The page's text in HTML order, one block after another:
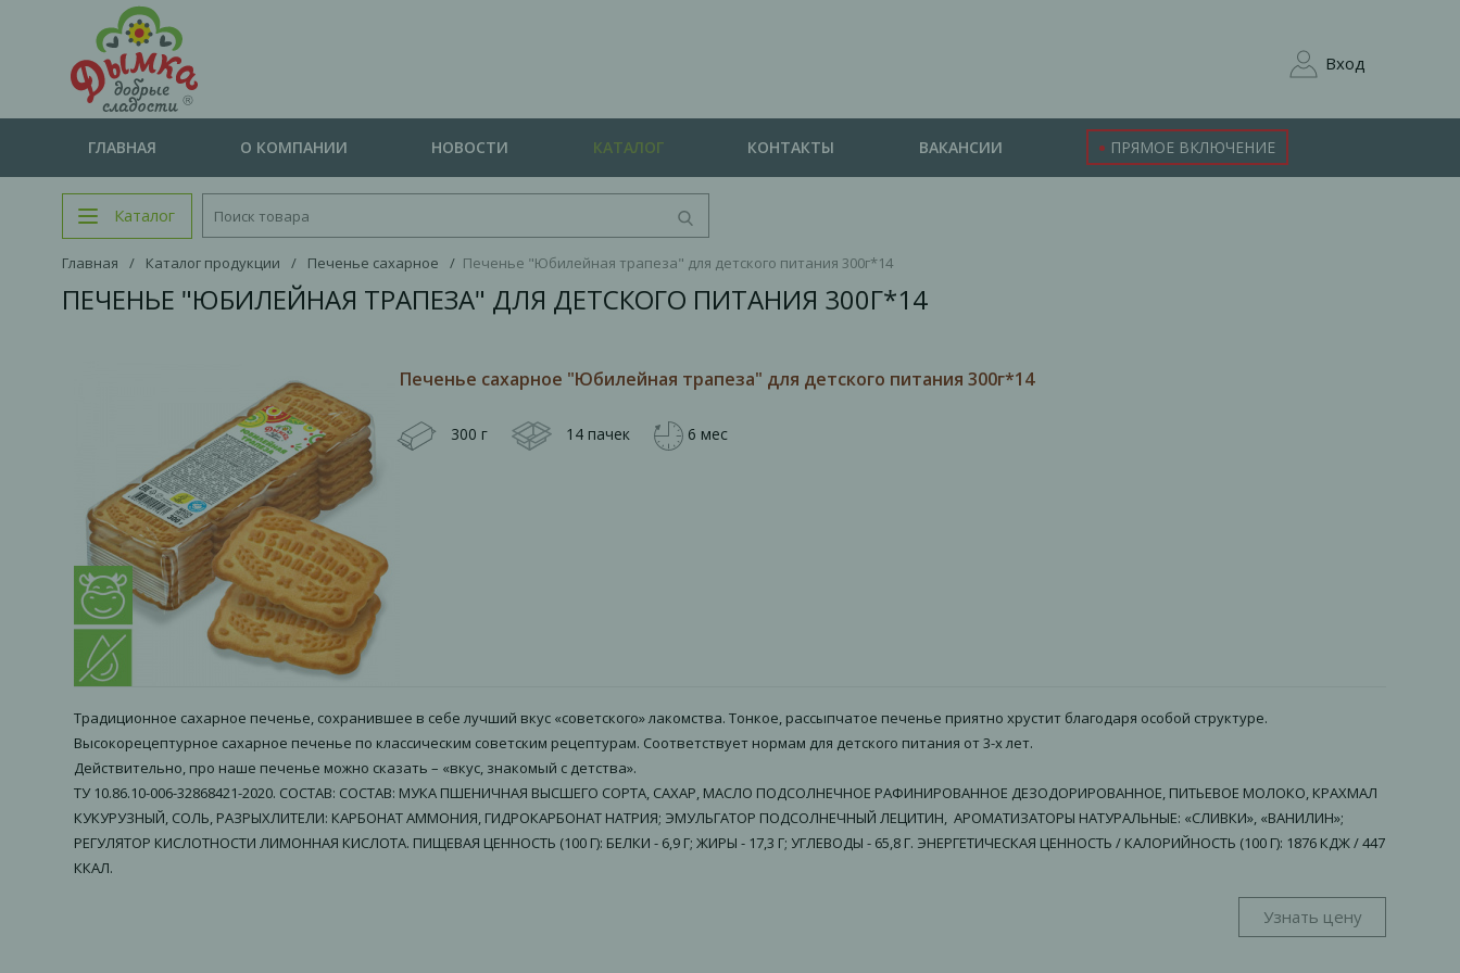
Вход
ГЛАВНАЯ О КОМПАНИИ НОВОСТИ КАТАЛОГ КОНТАКТЫ ВАКАНСИИ ПРЯМОЕ ВКЛЮЧЕНИЕ
Каталог
Главная / Каталог продукции / Печенье сахарное / Печенье "Юбилейная трапеза" для детского питания 300г*14
ПЕЧЕНЬЕ "ЮБИЛЕЙНАЯ ТРАПЕЗА" ДЛЯ ДЕТСКОГО ПИТАНИЯ 300Г*14
Печенье сахарное "Юбилейная трапеза" для детского питания 300г*14
300 г 14 пачек 6 мес
Традиционное сахарное печенье, сохранившее в себе лучший вкус «советского» лакомства. Тонкое, рассыпчатое печенье приятно хрустит благодаря особой структуре.
Высокорецептурное сахарное печенье по классическим советским рецептурам. Соответствует нормам для детского питания от 3-х лет.
Действительно, про наше печенье можно сказать – «вкус, знакомый с детства».
ТУ 10.86.10-006-32868421-2020. СОСТАВ: СОСТАВ: МУКА ПШЕНИЧНАЯ ВЫСШЕГО СОРТА, САХАР, МАСЛО ПОДСОЛНЕЧНОЕ РАФИНИРОВАННОЕ ДЕЗОДОРИРОВАННОЕ, ПИТЬЕВОЕ МОЛОКО, КРАХМАЛ
КУКУРУЗНЫЙ, СОЛЬ, РАЗРЫХЛИТЕЛИ: КАРБОНАТ АММОНИЯ, ГИДРОКАРБОНАТ НАТРИЯ; ЭМУЛЬГАТОР ПОДСОЛНЕЧНЫЙ ЛЕЦИТИН, АРОМАТИЗАТОРЫ НАТУРАЛЬНЫЕ: «СЛИВКИ», «ВАНИЛИН»;
РЕГУЛЯТОР КИСЛОТНОСТИ ЛИМОННАЯ КИСЛОТА. ПИЩЕВАЯ ЦЕННОСТЬ (100 Г): БЕЛКИ - 6,9 Г; ЖИРЫ - 17,3 Г; УГЛЕВОДЫ - 65,8 Г. ЭНЕРГЕТИЧЕСКАЯ ЦЕННОСТЬ / КАЛОРИЙНОСТЬ (100 Г): 1876 КДЖ / 447
ККАЛ.
Узнать цену